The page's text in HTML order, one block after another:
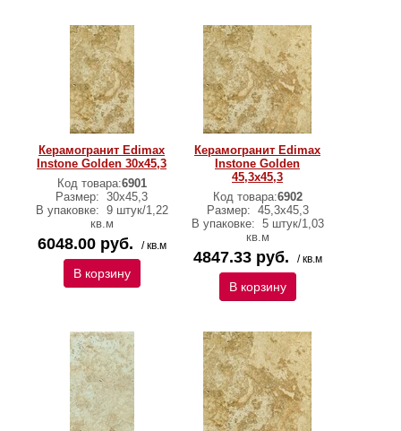
Керамогранит Edimax
Instone Golden 30x45,3
Код товара:6901
Размер: 30x45,3
В упаковке: 9 штук/1,22
кв.м
6048.00 руб. / кв.м
В корзину
Керамогранит Edimax
Instone Golden
45,3x45,3
Код товара:6902
Размер: 45,3x45,3
В упаковке: 5 штук/1,03
кв.м
4847.33 руб. / кв.м
В корзину